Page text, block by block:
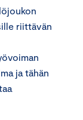
riittävän
ja tähän